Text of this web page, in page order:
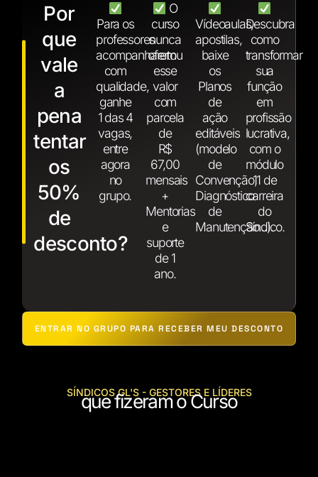
Por
que
vale
a
pena
tentar
os
50%
de
desconto?
Para os
professores
acompanharem
com
qualidade,
ganhe
1 das 4
vagas,
entre
agora
no
grupo.
O
curso
nunca
ofertou
esse
valor
com
parcela
de
R$
67,00
mensais
+
Mentorias
e
suporte
de 1
ano.
Vídeoaulas,
apostilas,
baixe
os
Planos
de
ação
editáveis
(modelo
de
Convenção,
Diagnóstico
de
Manutenção...).
Descubra
como
transformar
sua
função
em
profissão
lucrativa,
com o
módulo
11 de
carreira
do
Síndico.
ENTRAR NO GRUPO PARA RECEBER MEU DESCONTO
SÍNDICOS GL'S - GESTORES E LÍDERES
que fizeram o Curso